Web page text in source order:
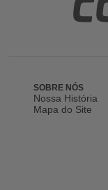
SOBRE NÓS
Nossa História
Mapa do Site